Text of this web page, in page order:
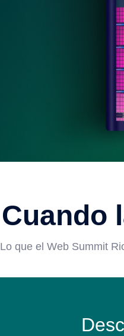
Cuando
Lo que el Web Summit